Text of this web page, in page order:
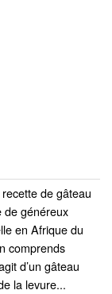
de gâteau
de généreux
en Afrique du
comprends
d’un gâteau
la levure...